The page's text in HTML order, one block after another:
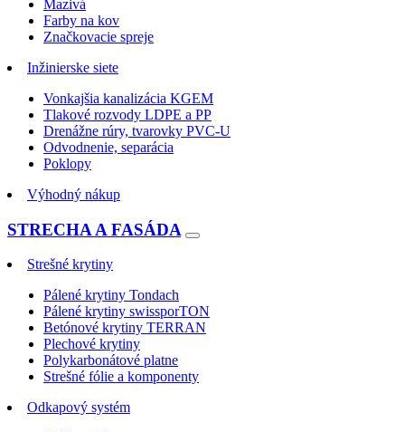
Mazivá
Farby na kov
Značkovacie spreje
Inžinierske siete
Vonkajšia kanalizácia KGEM
Tlakové rozvody LDPE a PP
Drenážne rúry, tvarovky PVC-U
Odvodnenie, separácia
Poklopy
Výhodný nákup
STRECHA A FASÁDA
Strešné krytiny
Pálené krytiny Tondach
Pálené krytiny swissporTON
Betónové krytiny TERRAN
Plechové krytiny
Polykarbonátové platne
Strešné fólie a komponenty
Odkapový systém